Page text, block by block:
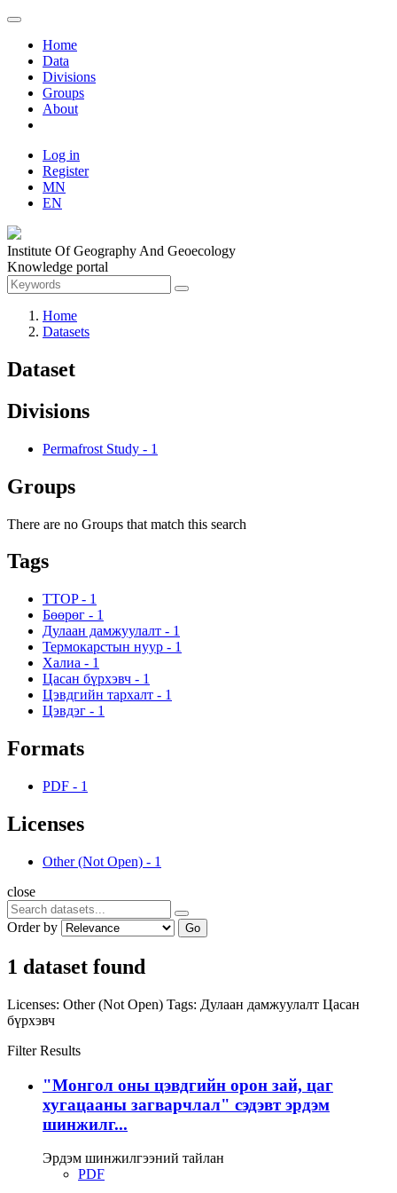
Home
Data
Divisions
Groups
About
Log in
Register
MN
EN
Institute Of Geography And Geoecology
Knowledge portal
Home
Datasets
Dataset
Divisions
Permafrost Study - 1
Groups
There are no Groups that match this search
Tags
TTOP - 1
Бөөрөг - 1
Дулаан дамжуулалт - 1
Термокарстын нуур - 1
Халиа - 1
Цасан бүрхэвч - 1
Цэвдгийн тархалт - 1
Цэвдэг - 1
Formats
PDF - 1
Licenses
Other (Not Open) - 1
close
Order by Go
1 dataset found
Licenses: Other (Not Open) Tags: Дулаан дамжуулалт Цасан
бүрхэвч
Filter Results
"Монгол оны цэвдгийн орон зай, цаг
хугацааны загварчлал" сэдэвт эрдэм
шинжилг...
Эрдэм шинжилгээний тайлан
PDF